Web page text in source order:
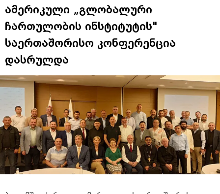
ამერიკული „გლობალური
ჩართულობის ინსტიტუტის"
საერთაშორისო კონფერენცია
დასრულდა